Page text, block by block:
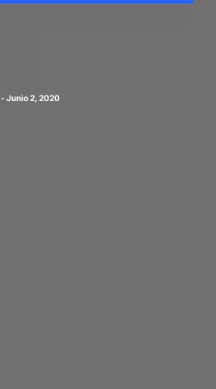
- Junio 2, 2020